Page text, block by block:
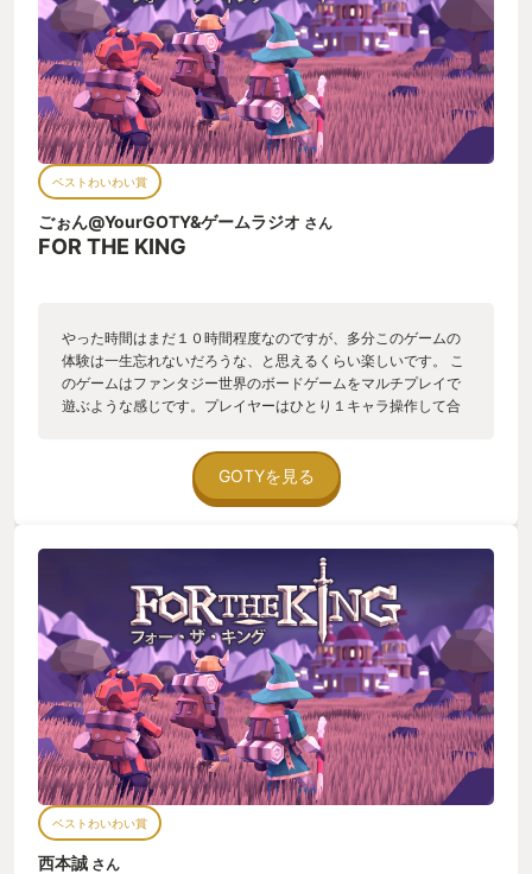
ベストわいわい賞
ごぉん@YourGOTY&ゲームラジオ さん
FOR THE KING
やった時間はまだ１０時間程度なのですが、多分このゲームの
体験は一生忘れないだろうな、と思えるくらい楽しいです。 こ
のゲームはファンタジー世界のボードゲームをマルチプレイで
遊ぶような感じです。プレイヤーはひとり１キャラ操作して合
イコロを振り、目標を達成すべく冒険を進めます。 ゲームのグ
ラフィックはしょぼいし、操作性は悪いし、山のように文句が
あるゲームではあるのですが、友人たちとプレイすればそんな
ンでトドメさせるから」 B「任せろ・・ってサイコロ１かよ！
失敗、すまん！」 C「マジかーまたかーおまえ本当に運がない
ね・・」 またある時、 A「これどっち先に行く？左からが近い
かね？」 B「いや、このワープ使えば飛ばせるから右でいいっ
しょ」 C「おお！ナイスアイデア！それで行こう」 またまたあ
る時、 A「あと一発もらったら、俺死ぬから薬使ってくれ！」
B「オッケー、回復！」 C「ってこっちにクリティカルかよ！死
んだ！蘇生して、お願い！」 こんな感じの会話を繰り返して冒
険は進みます。 MMOやMOなどでも似たような会話があります
が、こちらは一人ずつ順番にサイコロ振ってすすむゲームなの
でよりじっくり楽しめます。 私と友人たちはいい年のおじさん
のでなかなか時間が合わず進みは遅いですが、ゆっくり酒飲み
ながら楽しむにはとても良いゲームなので、来年もこのゲーム
を遊び続けているんだろうなぁと思っています
GOTYを見る
ベストわいわい賞
西本誠 さん